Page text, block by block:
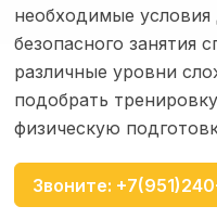
необходимые
безопасного занятия
различные уровни
подобрать
физическую
Звоните: